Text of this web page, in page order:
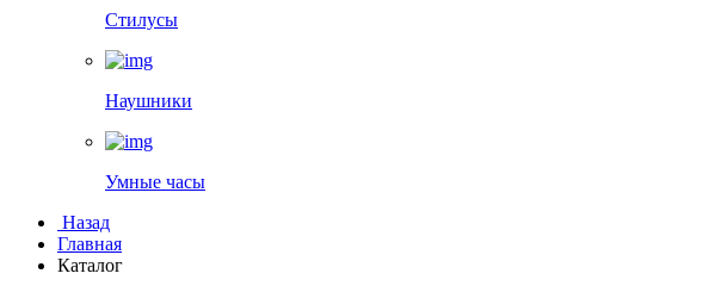
Стилусы
Наушники
Умные часы
Назад
Главная
Каталог